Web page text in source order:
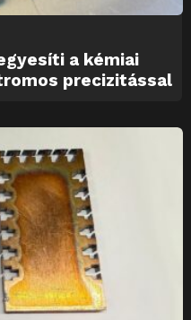
a kémiai
precizitással